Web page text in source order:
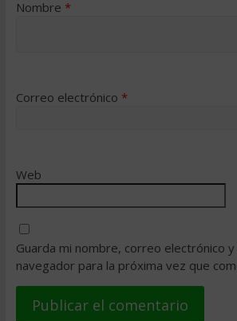
Nombre *
Correo electrónico *
Web
Guarda mi nombre, correo electrónico
navegador para la próxima vez que